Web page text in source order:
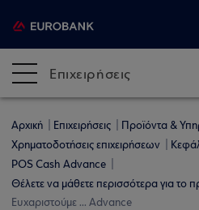
Επιχειρήσεις
Αρχική Επιχειρήσεις
Προϊόντα &
Χρηματοδοτήσεις επιχειρήσεων
POS Cash Advance
Θέλετε να μάθετε περισσότερα για
Ευχαριστούμε ... Advance